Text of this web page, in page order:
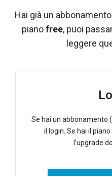
Hai già un
pianofree, puoi
leggere
Se hai un abbonamento (
il login. Se hai il piano
l’upgrade